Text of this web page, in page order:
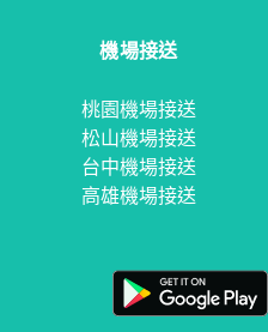
機場接送
桃園機場接送
松山機場接送
台中機場接送
高雄機場接送